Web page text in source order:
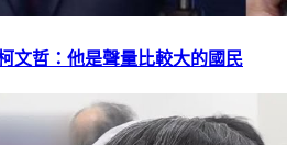
哲：他是聲量比較大的國民